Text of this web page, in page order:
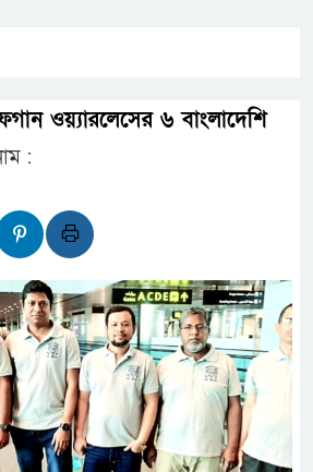
লালমনিরহাটে মাদকসহ
ওমানের সঙ্গে ইরানের হরমুজ
ফ্যাসিবাদবিরোধী আন্দোলনে
নিরপেক্ষ ও বিশ্বাসযোগ্য : প্রধানমন্ত্রী
বাগেরহাট মেডিকেল ফাউন্ডেশনের
জুলাই স্মৃতি জাদুঘরের দুয়ার
ওয়্যারলেসের ৬ বাংলাদেশি
: